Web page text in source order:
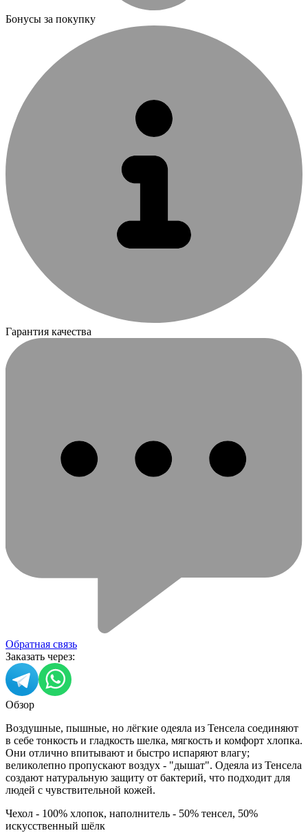
Бонусы за покупку
Гарантия качества
Обратная связь
Заказать через:
Обзор
Воздушные, пышные, но лёгкие одеяла из Тенсела соединяют
в себе тонкость и гладкость шелка, мягкость и комфорт хлопка.
Они отлично впитывают и быстро испаряют влагу;
великолепно пропускают воздух - "дышат". Одеяла из Тенсела
создают натуральную защиту от бактерий, что подходит для
людей с чувствительной кожей.
Чехол - 100% хлопок, наполнитель - 50% тенсел, 50%
искусственный шёлк